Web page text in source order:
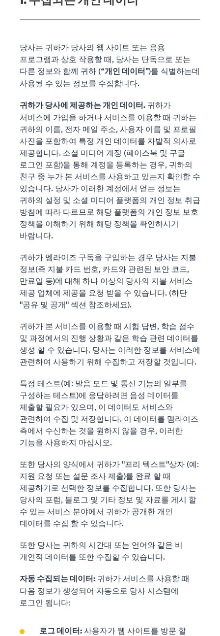
당사는 귀하가 당사의 웹 사이트 또는 응용
프로그램과 상호 작용할 때, 당사는 단독으로 또는
다른 정보와 함께 귀하 (“개인 데이터 ”)를 식별하는데
사용될 수 있는 정보를 수집합니다.
귀하가 당사에 제공하는 개인 데이터. 귀하가
서비스에 가입을 하거나 서비스를 이용할 때 귀하는
귀하의 이름, 전자 메일 주소, 사용자 이름 및 프로필
사진을 포함하여 특정 개인 데이터를 자발적 의사로
제공합니다. 소셜 미디어 계정 (페이스북 및 구글
로그인 포함)을 통해 계정을 등록하는 경우, 귀하의
친구 중 누가 본 서비스를 사용하고 있는지 확인할 수
있습니다. 당사가 이러한 계정에서 얻는 정보는
귀하의 설정 및 소셜 미디어 플랫폼의 개인 정보 취급
방침에 따라 다르므로 해당 플랫폼의 개인 정보 보호
정책을 이해하기 위해 해당 정책을 확인하시기
바랍니다.
귀하가 멤라이즈 구독을 구입하는 경우 당사는 지불
정보(즉 지불 카드 번호, 카드와 관련된 보안 코드,
만료일 등)에 대해 하나 이상의 당사의 지불 서비스
제공 업체에 제공을 요청 받을 수 있습니다. (하단
"공유 및 공개" 섹션 참조하세요).
귀하가 본 서비스를 이용할 때 시험 답변, 학습 점수
및 과정에서의 진행 상황과 같은 학습 관련 데이터를
생성 할 수 있습니다. 당사는 이러한 정보를 서비스에
관련하여 사용하기 위해 수집하고 저장할 것입니다.
특정 테스트(예: 발음 모드 및 통신 기능의 일부를
구성하는 테스트)에 응답하려면 음성 데이터를
제출할 필요가 있으며, 이 데이터도 서비스와
관련하여 수집 및 저장합니다. 이 데이터를 멤라이즈
측에서 수신하는 것을 원하지 않을 경우, 이러한
기능을 사용하지 마십시오.
또한 당사의 양식에서 귀하가 "프리 텍스트"상자 (예:
지원 요청 또는 설문 조사 제출)를 완료 할 때
제공하기로 선택한 정보를 수집합니다. 또한 당사는
당사의 포럼, 블로그 및 기타 정보 및 자료를 게시 할
수 있는 서비스 분야에서 귀하가 공개한 개인
데이터를 수집 할 수 있습니다.
또한 당사는 귀하의 시간대 또는 언어와 같은 비
개인적 데이터를 또한 수집할 수 있습니다.
자동 수집되는 데이터: 귀하가 서비스를 사용할 때
다음 정보가 생성되어 자동으로 당사 시스템에
로그인 됩니다:
로그 데이터: 사용자가 웹 사이트를 방문 할